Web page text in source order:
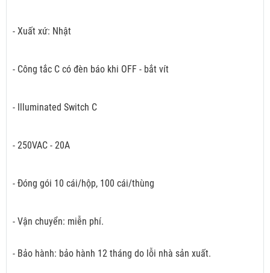
- Xuất xứ: Nhật
- Công tắc C có đèn báo khi OFF - bắt vít
- Illuminated Switch C
- 250VAC - 20A
- Đóng gói 10 cái/hộp, 100 cái/thùng
- Vận chuyển: miễn phí.
- Bảo hành: bảo hành 12 tháng do lỗi nhà sản xuất.